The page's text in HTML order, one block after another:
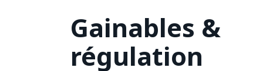
Gainables &
régulation